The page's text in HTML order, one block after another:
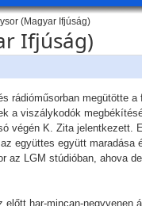
(Magyar Ifjúság)
Ifjúság)
rádióműsorban megütötte
a viszálykodók
végén K. Zita jelentkezett.
együttes együtt maradása
LGM stúdióban, ahova
har-mincan-